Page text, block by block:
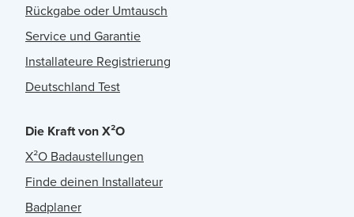
Rückgabe oder Umtausch
Service und Garantie
Installateure Registrierung
Deutschland Test
Die Kraft von X²O
X²O Badaustellungen
Finde deinen Installateur
Badplaner